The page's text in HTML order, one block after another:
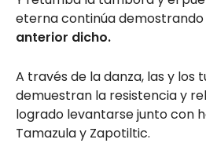
eterna continúa demostrando
anterior dicho.
A través de la danza, las y los
demuestran la resistencia y
logrado levantarse junto con
Tamazula y Zapotiltic.